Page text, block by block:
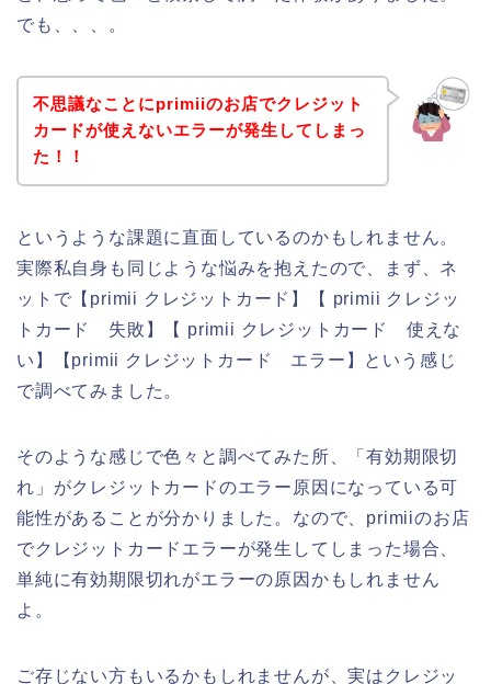
でも、、、。
不思議なことにprimiiのお店でクレジット
カードが使えないエラーが発生してしまっ
た！！
というような課題に直面しているのかもしれません。
実際私自身も同じような悩みを抱えたので、まず、ネ
ットで【primii クレジットカード】【 primii クレジッ
トカード 失敗】【 primii クレジットカード 使えな
い】【primii クレジットカード エラー】という感じ
で調べてみました。
そのような感じで色々と調べてみた所、「有効期限切
れ」がクレジットカードのエラー原因になっている可
能性があることが分かりました。なので、primiiのお店
でクレジットカードエラーが発生してしまった場合、
単純に有効期限切れがエラーの原因かもしれません
よ。
ご存じない方もいるかもしれませんが、実はクレジッ